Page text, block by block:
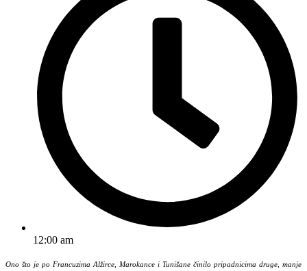
12:00 am
Ono što je po Francuzima Alžirce, Marokance i Tunišane činilo pripadnicima druge, manje